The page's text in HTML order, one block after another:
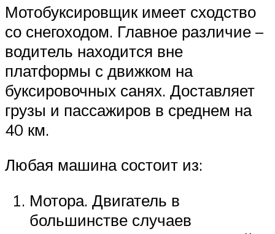
Мотобуксировщик имеет сходство
со снегоходом. Главное различие –
водитель находится вне
платформы с движком на
буксировочных санях. Доставляет
грузы и пассажиров в среднем на
40 км.
Любая машина состоит из:
Мотора. Двигатель в
большинстве случаев